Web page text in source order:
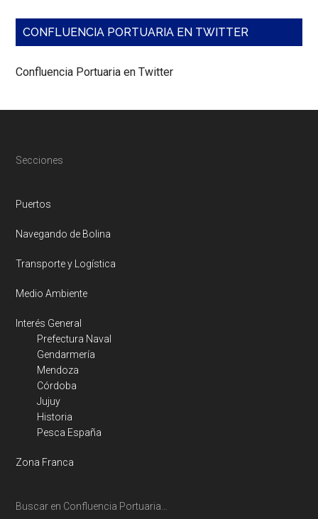
CONFLUENCIA PORTUARIA EN TWITTER
Confluencia Portuaria en Twitter
Footer
Secciones
Puertos
Navegando de Bolina
Transporte y Logística
Medio Ambiente
Interés General
Prefectura Naval
Gendarmería
Mendoza
Córdoba
Jujuy
Historia
Pesca España
Zona Franca
Buscar en Confluencia Portuaria…